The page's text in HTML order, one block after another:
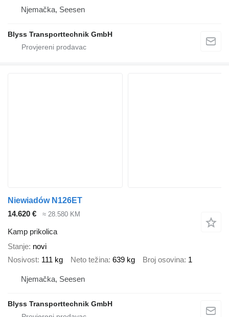
Njemačka, Seesen
Blyss Transporttechnik GmbH
Niewiadów N126ET
14.620 €
≈ 28.580 KM
Kamp prikolica
Stanje novi
Nosivost 111 kg Neto težina 639 kg Broj osovina 1
Njemačka, Seesen
Blyss Transporttechnik GmbH